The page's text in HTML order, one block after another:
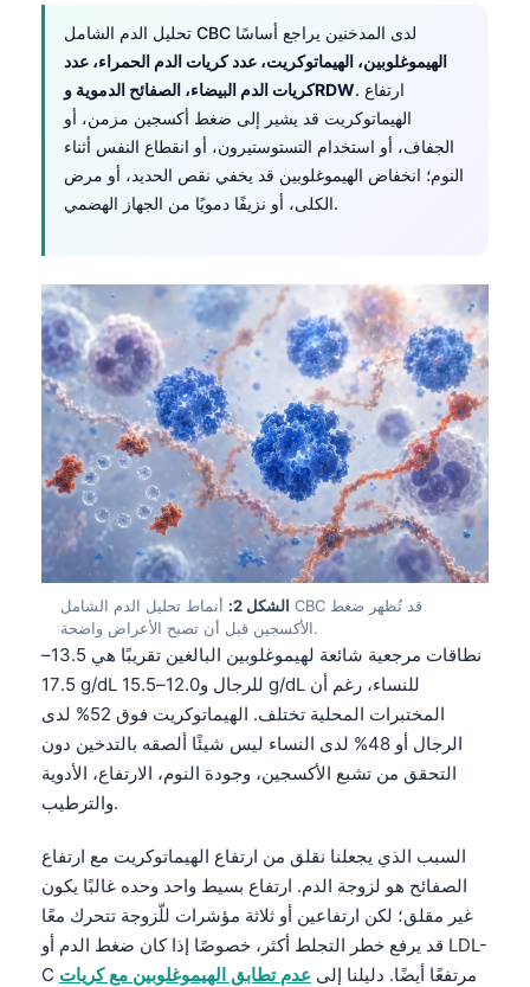
تحليل الدم الشامل CBC لدى المدخنين يراجع أساسًا
الهيموغلوبين، الهيماتوكريت، عدد كريات الدم الحمراء، عدد
كريات الدم البيضاء، الصفائح الدموية وRDW. ارتفاع
الهيماتوكريت قد يشير إلى ضغط أكسجين مزمن، أو
الجفاف، أو استخدام التستوستيرون، أو انقطاع النفس أثناء
النوم؛ انخفاض الهيموغلوبين قد يخفي نقص الحديد، أو مرض
الكلى، أو نزيفًا دمويًا من الجهاز الهضمي.
الشكل 2:
أنماط تحليل الدم الشامل CBC قد تُظهر ضغط
الأكسجين قبل أن تصبح الأعراض واضحة.
نطاقات مرجعية شائعة لهيموغلوبين البالغين تقريبًا هي 13.5–
17.5 g/dL للرجال و12.0–15.5 g/dL للنساء، رغم أن
المختبرات المحلية تختلف. الهيماتوكريت فوق 52% لدى
الرجال أو 48% لدى النساء ليس شيئًا ألصقه بالتدخين دون
التحقق من تشبع الأكسجين، وجودة النوم، الارتفاع، الأدوية
والترطيب.
السبب الذي يجعلنا نقلق من ارتفاع الهيماتوكريت مع ارتفاع
الصفائح هو لزوجة الدم. ارتفاع بسيط واحد وحده غالبًا يكون
غير مقلق؛ لكن ارتفاعين أو ثلاثة مؤشرات للّزوجة تتحرك معًا
قد يرفع خطر التجلط أكثر، خصوصًا إذا كان ضغط الدم أو LDL-
C مرتفعًا أيضًا. دليلنا إلى عدم تطابق الهيموغلوبين مع كريات